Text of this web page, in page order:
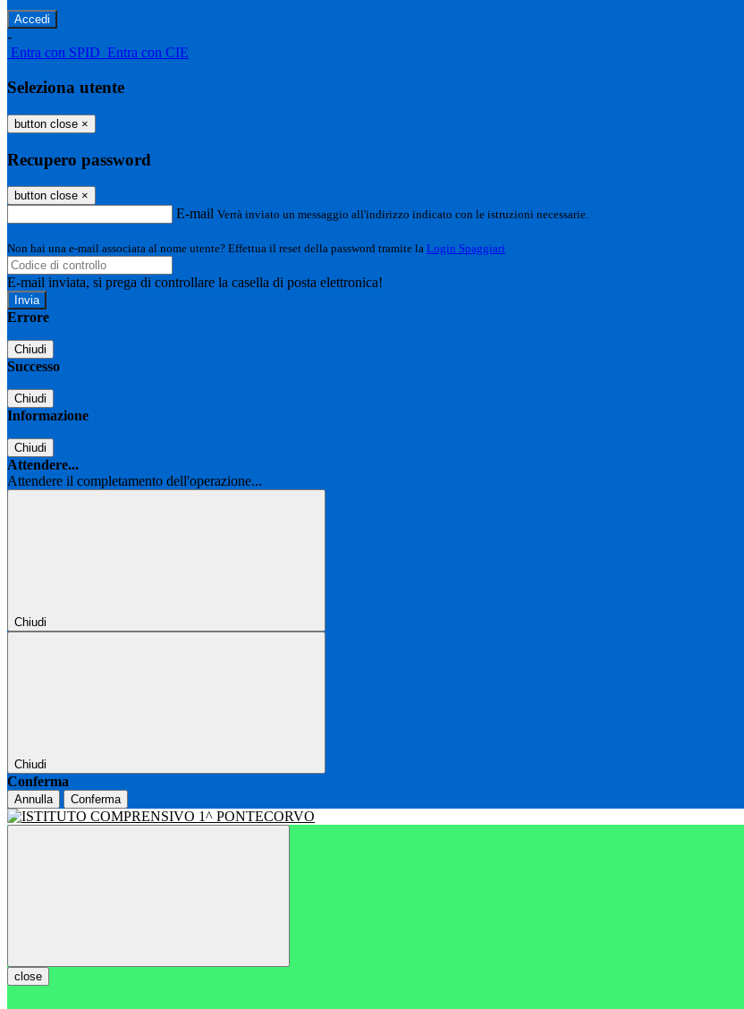
-
Entra con SPID Entra con CIE
Seleziona utente
button close ×
Recupero password
button close ×
E-mail Verrà inviato un messaggio all'indirizzo indicato con le istruzioni necessarie.
Non hai una e-mail associata al nome utente? Effettua il reset della password tramite la Login Spaggiari
E-mail inviata, si prega di controllare la casella di posta elettronica!
Errore
Chiudi
Successo
Chiudi
Informazione
Chiudi
Attendere...
Attendere il completamento dell'operazione...
Chiudi
Chiudi
Conferma
Annulla Conferma
close